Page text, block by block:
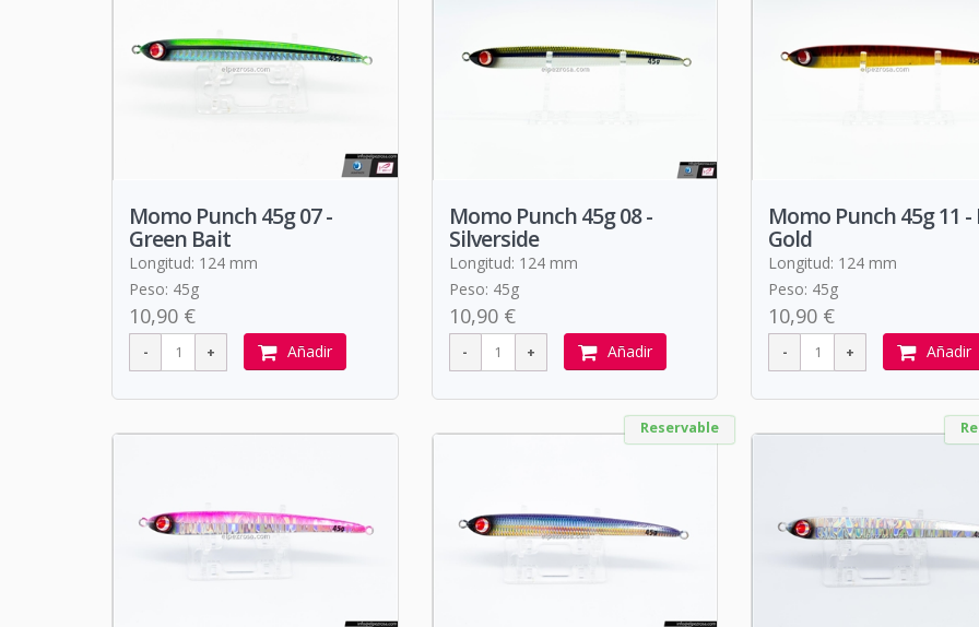
Momo Punch 45g 07 -
Green Bait
Longitud: 124 mm
Peso: 45g
10,90 €
Añadir
Momo Punch 45g 08 -
Silverside
Longitud: 124 mm
Peso: 45g
10,90 €
Añadir
Momo Punch 45g 11 -
Gold
Longitud: 124 mm
Peso: 45g
10,90 €
Añadir
Reservable